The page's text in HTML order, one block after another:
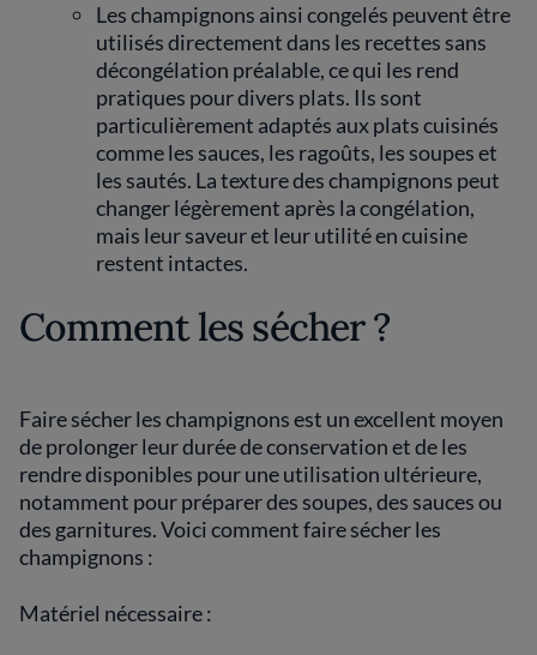
Les champignons ainsi congelés peuvent être
utilisés directement dans les recettes sans
décongélation préalable, ce qui les rend
pratiques pour divers plats. Ils sont
particulièrement adaptés aux plats cuisinés
comme les sauces, les ragoûts, les soupes et
les sautés. La texture des champignons peut
changer légèrement après la congélation,
mais leur saveur et leur utilité en cuisine
restent intactes.
Comment les sécher ?
Faire sécher les champignons est un excellent moyen
de prolonger leur durée de conservation et de les
rendre disponibles pour une utilisation ultérieure,
notamment pour préparer des soupes, des sauces ou
des garnitures. Voici comment faire sécher les
champignons :
Matériel nécessaire :